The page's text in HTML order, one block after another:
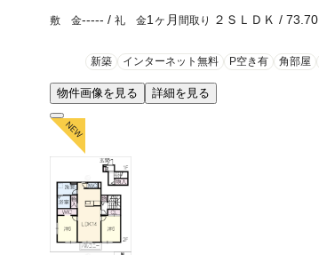
敷 金----- / 礼 金1ヶ月 間取り ２ＳＬＤＫ / 73.70
新築 インターネット無料 P空き有 角部屋
物件画像を見る 詳細を見る